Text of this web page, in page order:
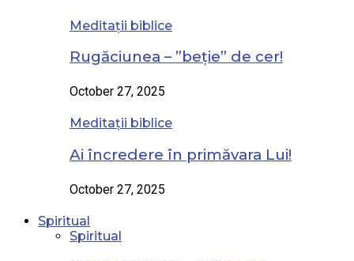
Meditații biblice
Rugăciunea – ”beție” de cer!
October 27, 2025
Meditații biblice
Ai încredere în primăvara Lui!
October 27, 2025
Spiritual
Spiritual